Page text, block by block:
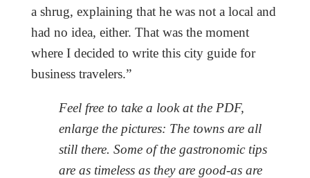
a shrug, explaining that he was not a local and
had no idea, either. That was the moment
where I decided to write this city guide for
business travelers.”
Feel free to take a look at the PDF,
enlarge the pictures: The towns are all
still there. Some of the gastronomic tips
are as timeless as they are good-as are